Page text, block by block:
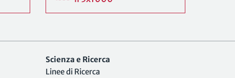
Scienza e Ricerca
Linee di Ricerca